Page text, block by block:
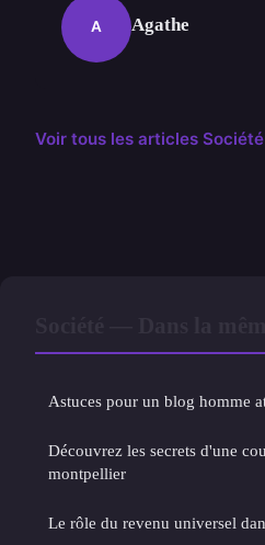
A Agathe
Voir tous les articles
Astuces pour un blog homme
Découvrez les secrets d'une
montpellier
Le rôle du revenu universel